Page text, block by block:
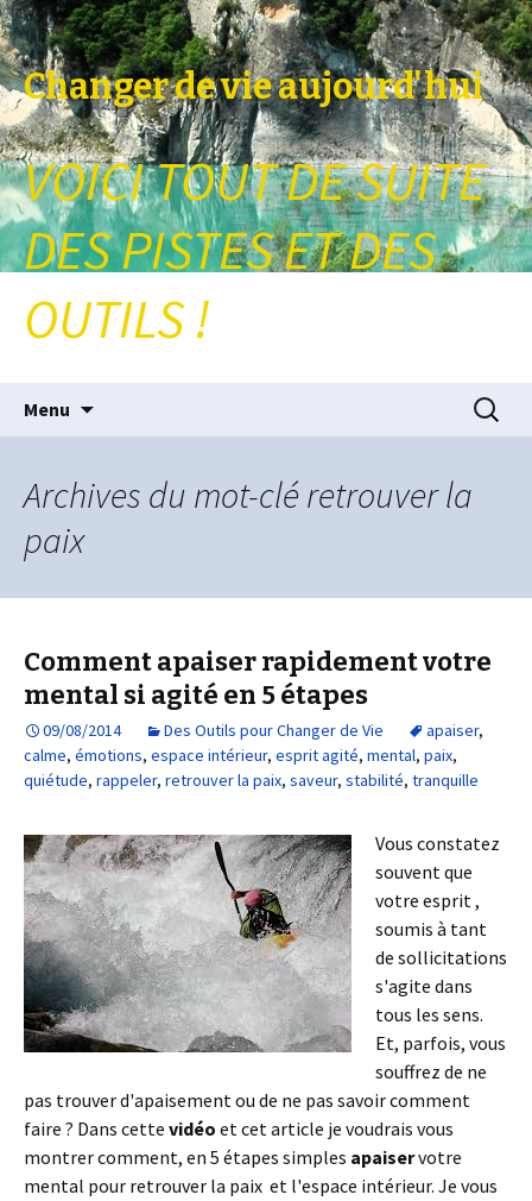
Changer de vie aujourd'hui
VOICI TOUT DE SUITE
DES PISTES ET DES
OUTILS !
Menu
Archives du mot-clé retrouver la
paix
Comment apaiser rapidement votre
mental si agité en 5 étapes
09/08/2014 Des Outils pour Changer de Vie apaiser,
calme, émotions, espace intérieur, esprit agité, mental, paix,
quiétude, rappeler, retrouver la paix, saveur, stabilité, tranquille
Vous constatez
souvent que
votre esprit ,
soumis à tant
de sollicitations
s'agite dans
tous les sens.
Et, parfois, vous
souffrez de ne
pas trouver d'apaisement ou de ne pas savoir comment
faire ? Dans cette vidéo et cet article je voudrais vous
montrer comment, en 5 étapes simples apaiservotre
mental pour retrouver la paix et l'espace intérieur. Je vous